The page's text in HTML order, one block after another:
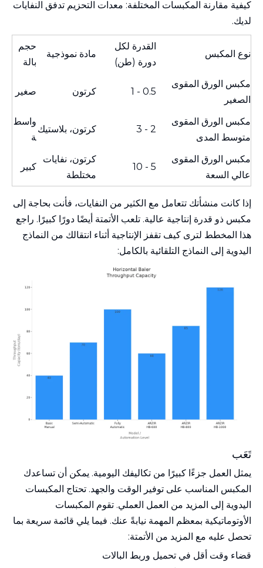
كيفية مقارنة المكبسات المختلفة: معدات التحزيم تدفق النفايات
لديك.
نوع المكبس
القدرة لكل
دورة (طن)
مادة نموذجية
حجم
بالة
مكبس الورق المقوى
الصغير
0.5 - 1 كرتون صغير
مكبس الورق المقوى
متوسط ​​المدى
2 - 3 كرتون، بلاستيك
واسط
ة
مكبس الورق المقوى
عالي السعة
5 - 10
كرتون، نفايات
مختلطة
كبير
إذا كانت منشأتك تتعامل مع الكثير من النفايات، فأنت بحاجة إلى
مكبس ذو قدرة إنتاجية عالية. تلعب الأتمتة أيضًا دورًا كبيرًا. راجع
هذا المخطط لترى كيف تقفز الإنتاجية أثناء انتقالك من النماذج
اليدوية إلى النماذج التلقائية بالكامل:
تَعَب
يمثل العمل جزءًا كبيرًا من تكاليفك اليومية. يمكن أن تساعدك
المكبس المناسب على توفير الوقت والجهد. تحتاج المكبسات
اليدوية إلى المزيد من العمل العملي. تقوم المكبسات
الأوتوماتيكية بمعظم المهمة نيابةً عنك. فيما يلي قائمة سريعة بما
تحصل عليه مع المزيد من الأتمتة:
قضاء وقت أقل في تحميل وربط البالات